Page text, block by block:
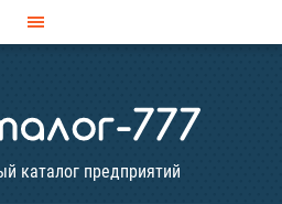
каталог предприятий